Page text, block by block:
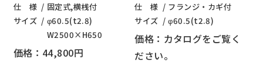
仕 様
固定式,横桟付
サイズ
φ60.5(t2.8)
W2500×H650
価格：44,800円
仕 様
フランジ・カギ付
サイズ
φ60.5(t2.8)
価格：カタログをご覧く
ださい。